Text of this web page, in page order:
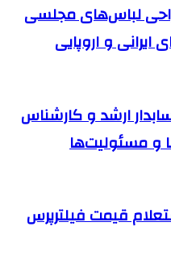
لباس‌های مجلسی
ایرانی و اروپایی
ارشد و کارشناس
و مسئولیت‌ها
قیمت فیلترپرس